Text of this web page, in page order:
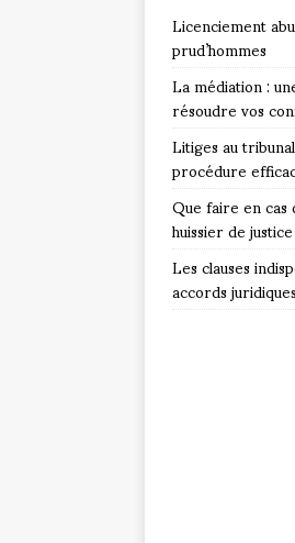
Licenciement
prud’hommes
La médiation :
résoudre vos
Litiges au
procédure
Que faire en
huissier de justice
Les clauses
accords juridiques